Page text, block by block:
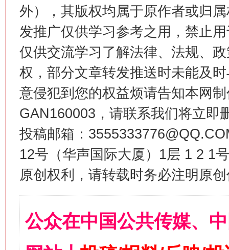
外），其版权均属于原作者或归
发推广仅供学习参考之用，禁止
仅供交流学习了解法律、法规、
权，部分文章转发推送时未能及
意侵犯到您的权益烦请告知本网
GAN160003，请联系我们将立即
投稿邮箱：
12号（华声国际大厦）1层 1 2 1
原创权利，请转载时务必注明原
公众在中国公共传媒、